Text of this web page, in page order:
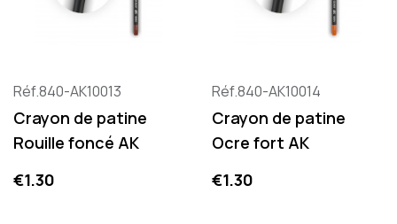
Réf.840-AK10013
Crayon de patine
Rouille foncé AK
Price
€1.30
Réf.840-AK10014
Crayon de patine
Ocre fort AK
Price
€1.30